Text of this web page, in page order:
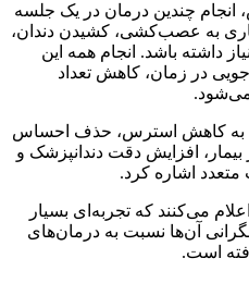
انجام چندین درمان در یک جلسه
به عصب‌کشی، کشیدن دندان،
داشته باشد. انجام همه این
در زمان، کاهش تعداد
می‌شود.
به کاهش استرس، حذف احساس
افزایش دقت دندانپزشک و
اشاره کرد.
می‌کنند که تجربه‌ای بسیار
آن‌ها نسبت به درمان‌های
است.